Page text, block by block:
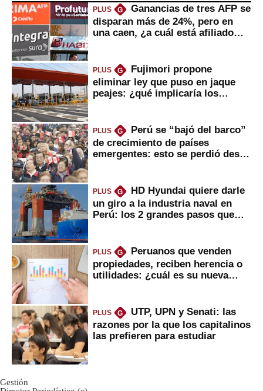
PLUS G
Ganancias de tres AFP se
disparan más de 24%, pero en
una caen, ¿a cuál está afiliado
PLUS G
Fujimori propone
eliminar ley que puso en jaque
peajes: ¿qué implicaría los
PLUS G
Perú se “bajó del barco”
de crecimiento de países
emergentes: esto se perdió desde
PLUS G
HD Hyundai quiere darle
un giro a la industria naval en
Perú: los 2 grandes pasos que
PLUS G
Peruanos que venden
propiedades, reciben herencia o
utilidades: ¿cuál es su nueva
PLUS G
UTP, UPN y Senati: las
razones por la que los capitalinos
las prefieren para estudiar
Gestión